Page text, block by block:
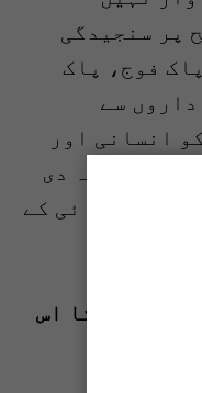
پر سنجیدگی
فوج، پاک
سے
انسانی اور
فوری توجہ دی
کی رہائی کے
پالیسی کا اس